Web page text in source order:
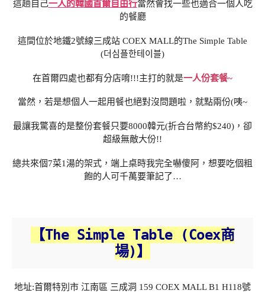
這趟自己一人的韓國首爾自由行當然會找一些也適合一個人吃
的餐廳
這間位於地鐵2號線三成站 COEX MALL的The Simple Table
(더심플한테이블)
在首爾四處也都有分店唷!!!主打的就是一人份套餐~
當然，若是想個人一起用餐也絕對沒問題啦，就點兩份(咦~
最讓我驚喜的是整份套餐只要8000韓元(折合台幣約$240)，卻
超級無敵大份!!
總共來個7菜1湯的架式，端上桌時我完全嚇傻阿，想要吃個粗
飽的人可千萬要筆記了…
【The Simple Table (Coex商
場)】
地址:首爾特別市 江南區 三成洞 159 COEX MALL B1 H118號